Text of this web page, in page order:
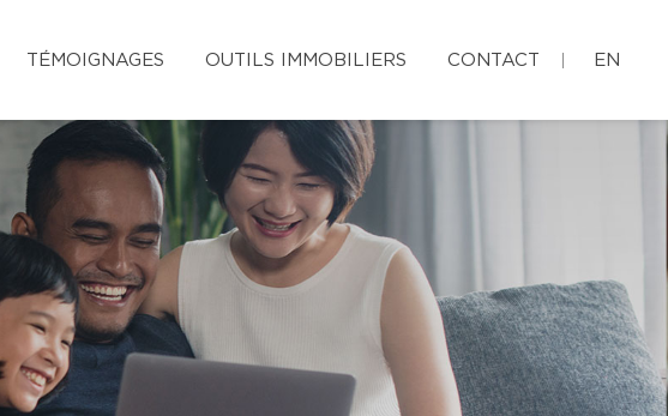
TÉMOIGNAGES OUTILS IMMOBILIERS CONTACT EN